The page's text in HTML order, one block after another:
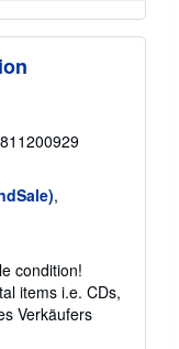
,
condition!
items i.e. CDs,
Verkäufers